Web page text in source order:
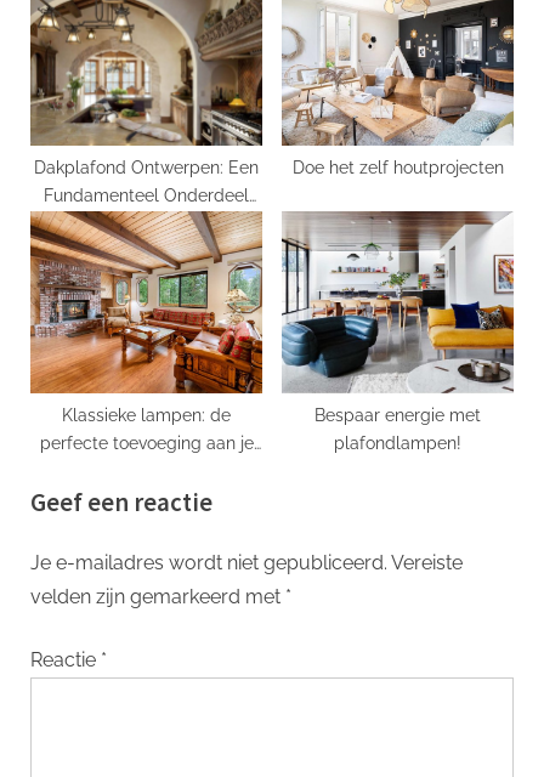
Dakplafond Ontwerpen: Een
Fundamenteel Onderdeel
van Interieur Design
Doe het zelf houtprojecten
Klassieke lampen: de
perfecte toevoeging aan je
Bespaar energie met
plafondlampen!
Geef een reactie
Je e-mailadres wordt niet gepubliceerd. Vereiste
velden zijn gemarkeerd met *
Reactie *